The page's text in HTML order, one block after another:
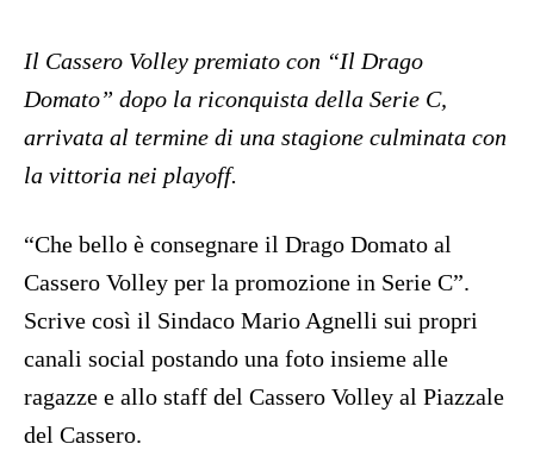
Il Cassero Volley premiato con “Il Drago
Domato” dopo la riconquista della Serie C,
arrivata al termine di una stagione culminata con
la vittoria nei playoff.
“Che bello è consegnare il Drago Domato al
Cassero Volley per la promozione in Serie C”.
Scrive così il Sindaco Mario Agnelli sui propri
canali social postando una foto insieme alle
ragazze e allo staff del Cassero Volley al Piazzale
del Cassero.